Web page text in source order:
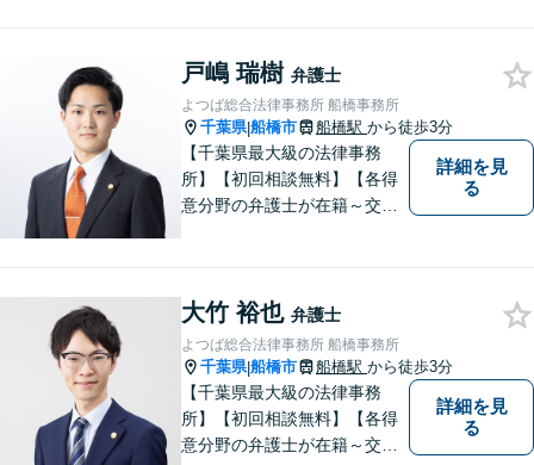
戸嶋 瑞樹 弁護士
よつば総合法律事務所 船橋事務所
千葉県|船橋市 船橋駅 から徒歩3分
【千葉県最大級の法律事務
所】【初回相談無料】【各得
意分野の弁護士が在籍～交通
詳細を見
る
大竹 裕也 弁護士
よつば総合法律事務所 船橋事務所
千葉県|船橋市 船橋駅 から徒歩3分
【千葉県最大級の法律事務
所】【初回相談無料】【各得
意分野の弁護士が在籍～交通
詳細を見
る